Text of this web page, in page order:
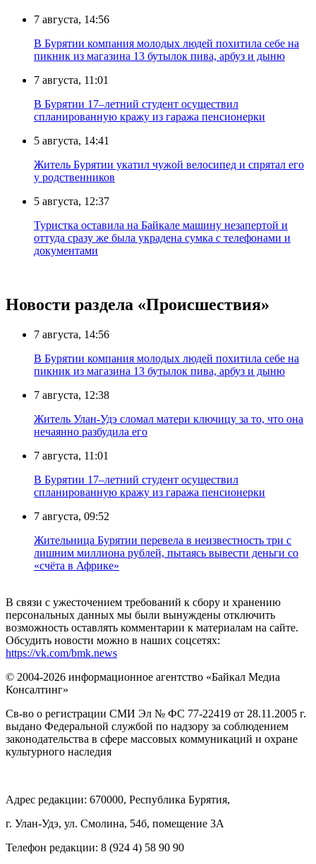
7 августа, 14:56
В Бурятии компания молодых людей похитила себе на
пикник из магазина 13 бутылок пива, арбуз и дыню
7 августа, 11:01
В Бурятии 17–летний студент осуществил
спланированную кражу из гаража пенсионерки
5 августа, 14:41
Житель Бурятии укатил чужой велосипед и спрятал его
у родственников
5 августа, 12:37
Туристка оставила на Байкале машину незапертой и
оттуда сразу же была украдена сумка с телефонами и
документами
Новости раздела «Происшествия»
7 августа, 14:56
В Бурятии компания молодых людей похитила себе на
пикник из магазина 13 бутылок пива, арбуз и дыню
7 августа, 12:38
Житель Улан-Удэ сломал матери ключицу за то, что она
нечаянно разбудила его
7 августа, 11:01
В Бурятии 17–летний студент осуществил
спланированную кражу из гаража пенсионерки
7 августа, 09:52
Жительница Бурятии перевела в неизвестность три с
лишним миллиона рублей, пытаясь вывести деньги со
«счёта в Африке»
В связи с ужесточением требований к сбору и хранению
персональных данных мы были вынуждены отключить
возможность оставлять комментарии к материалам на сайте.
Обсудить новости можно в наших соцсетях:
https://vk.com/bmk.news
© 2004-2026 информационное агентство «Байкал Медиа
Консалтинг»
Св-во о регистрации СМИ Эл № ФС 77-22419 от 28.11.2005 г.
выдано Федеральной службой по надзору за соблюдением
законодательства в сфере массовых коммуникаций и охране
культурного наследия
Адрес редакции: 670000, Республика Бурятия,
г. Улан-Удэ, ул. Смолина, 54б, помещение 3А
Телефон редакции: ‎‎8 (924 4) 58 90 90